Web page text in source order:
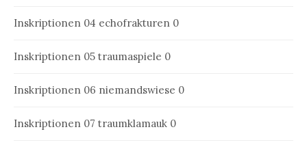
Inskriptionen 04 echofrakturen 0
Inskriptionen 05 traumaspiele 0
Inskriptionen 06 niemandswiese 0
Inskriptionen 07 traumklamauk 0